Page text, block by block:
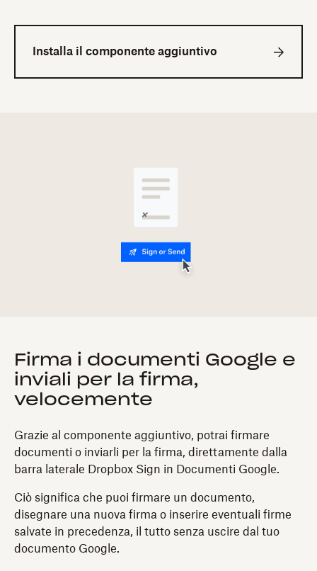
Installa il componente aggiuntivo
Firma i documenti Google e
inviali per la firma,
velocemente
Grazie al componente aggiuntivo, potrai firmare
documenti o inviarli per la firma, direttamente dalla
barra laterale Dropbox Sign in Documenti Google.
Ciò significa che puoi firmare un documento,
disegnare una nuova firma o inserire eventuali firme
salvate in precedenza, il tutto senza uscire dal tuo
documento Google.